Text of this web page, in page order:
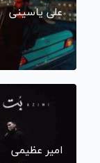
علی یاسینی
امیر عظیمی